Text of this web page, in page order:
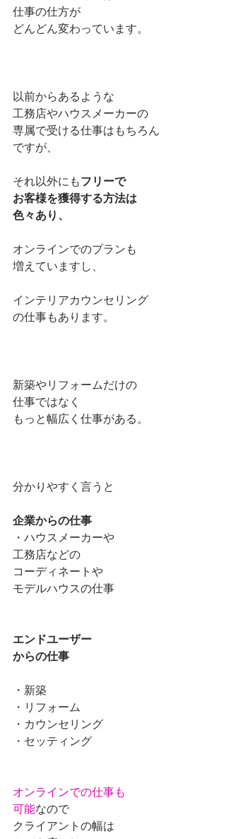
仕事の仕方が
どんどん変わっています。
以前からあるような
工務店やハウスメーカーの
専属で受ける仕事はもちろん
ですが、
それ以外にもフリーで
お客様を獲得する方法は
色々あり、
オンラインでのプランも
増えていますし、
インテリアカウンセリング
の仕事もあります。
新築やリフォームだけの
仕事ではなく
もっと幅広く仕事がある。
分かりやすく言うと
企業からの仕事
・ハウスメーカーや
工務店などの
コーディネートや
モデルハウスの仕事
エンドユーザー
からの仕事
・新築
・リフォーム
・カウンセリング
・セッティング
オンラインでの仕事も
可能なので
クライアントの幅は